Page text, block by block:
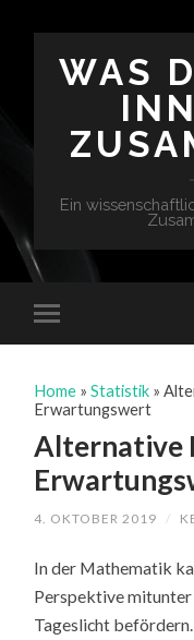
WAS
Ein
Home »Statistik »
Erwartungswert
Alternative
4. OKTOBER 2019 /
In der Mathematik
Perspektive mitunter
Tageslicht